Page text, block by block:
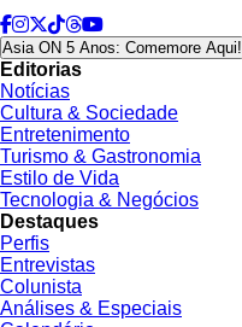
Asia ON 5 Anos: Comemore Aqui!
Editorias
Notícias
Cultura & Sociedade
Entretenimento
Turismo & Gastronomia
Estilo de Vida
Tecnologia & Negócios
Destaques
Perfis
Entrevistas
Colunista
Análises & Especiais